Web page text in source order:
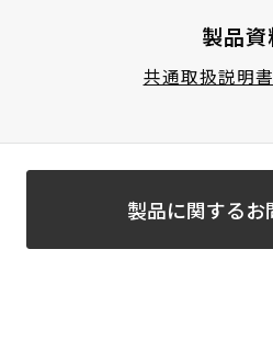
製品
共通取扱説明
製品に関するお